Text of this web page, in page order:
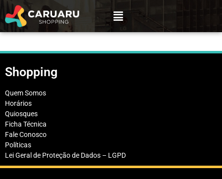
Shopping
Quem Somos
Horários
Quiosques
Ficha Técnica
Fale Conosco
Políticas
Lei Geral de Proteção de Dados – LGPD